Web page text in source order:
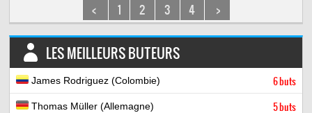
< 1 2 3 4 >
LES MEILLEURS BUTEURS
James Rodriguez (Colombie) 6 buts
Thomas Müller (Allemagne) 5 buts